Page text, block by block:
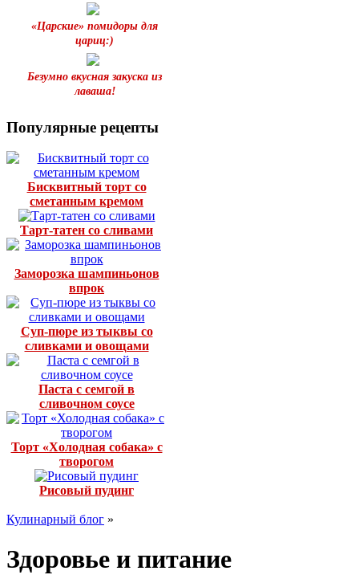
«Царские» помидоры для
цариц:)
Безумно вкусная закуска из
лаваша!
Популярные рецепты
Бисквитный торт со
сметанным кремом
Тарт-татен со сливами
Заморозка шампиньонов
впрок
Суп-пюре из тыквы со
сливками и овощами
Паста с семгой в
сливочном соусе
Торт «Холодная собака» с
творогом
Рисовый пудинг
Кулинарный блог »
Здоровье и питание